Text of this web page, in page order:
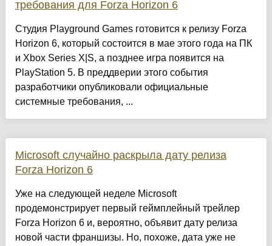
требования для Forza Horizon 6
Студия Playground Games готовится к релизу Forza
Horizon 6, который состоится в мае этого года на ПК
и Xbox Series X|S, а позднее игра появится на
PlayStation 5. В преддверии этого события
разработчики опубликовали официальные
системные требования, ...
Microsoft случайно раскрыла дату релиза
Forza Horizon 6
Уже на следующей неделе Microsoft
продемонстрирует первый геймплейный трейлер
Forza Horizon 6 и, вероятно, объявит дату релиза
новой части франшизы. Но, похоже, дата уже не